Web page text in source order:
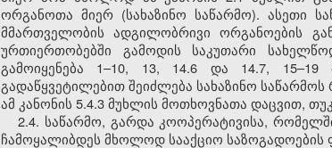
ორგანოთა მიერ (სახაზინო საწარმო). ასეთი
მმართველობის ადგილობრივი ორგანოების
ურთიერთობებში გამოდის საკუთარი
გამოიყენება 1–10, 13, 14.6 და 14.7,
გადაწყვეტილებით შეიძლება სახაზინო
ამ კანონის 5.4.3 მუხლის მოთხოვნათა დაცვით,
2.4. საწარმო, გარდა კოოპერატივისა,
ჩამოყალიბდეს მხოლოდ სააქციო